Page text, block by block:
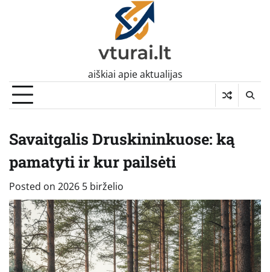
aiškiai apie aktualijas
Savaitgalis Druskininkuose: ką
pamatyti ir kur pailsėti
Posted on 2026 5 birželio